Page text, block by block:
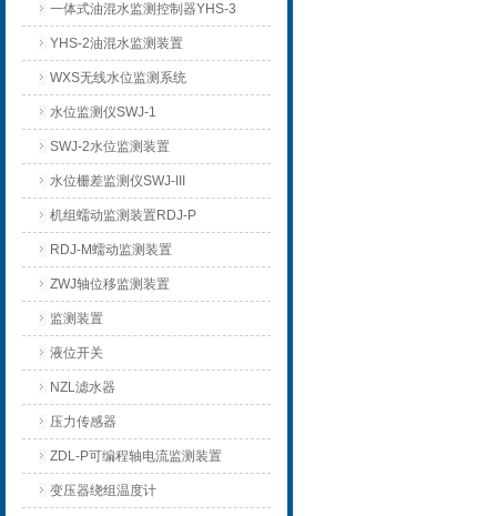
一体式油混水监测控制器YHS-3
YHS-2油混水监测装置
WXS无线水位监测系统
水位监测仪SWJ-1
SWJ-2水位监测装置
水位栅差监测仪SWJ-III
机组蠕动监测装置RDJ-P
RDJ-M蠕动监测装置
ZWJ轴位移监测装置
监测装置
液位开关
NZL滤水器
压力传感器
ZDL-P可编程轴电流监测装置
变压器绕组温度计